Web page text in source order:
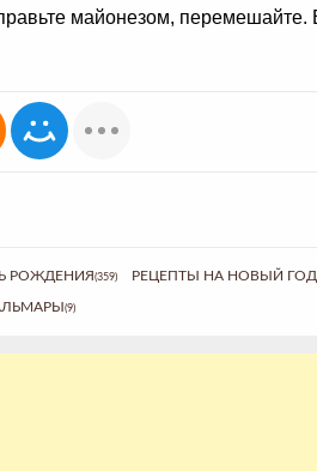
майонезом,
РОЖДЕНИЯ(359) РЕЦЕПТЫ НА НОВЫЙ ГОД
(9)